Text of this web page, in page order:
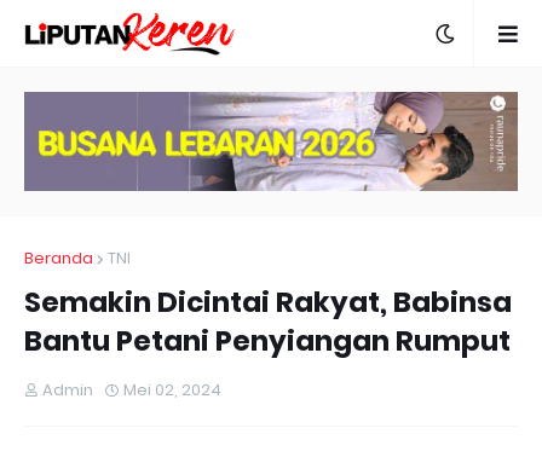
Beranda TNI
Semakin Dicintai Rakyat, Babinsa
Bantu Petani Penyiangan Rumput
Admin Mei 02, 2024